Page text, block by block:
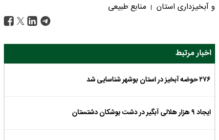
و آبخیزداری استان | منابع طبیعی
اخبار مرتبط
۲۷۶ حوضه آبخیز در استان بوشهر شناسایی شد
ایجاد ۹ هزار هلالی آبگیر در دشت بوشکان دشتستان